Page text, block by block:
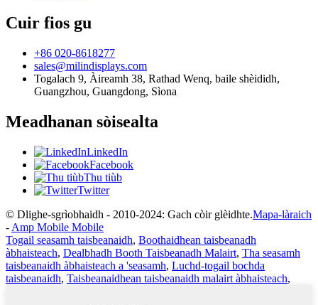
Cuir fios gu
+86 020-8618277
sales@milindisplays.com
Togalach 9, Àireamh 38, Rathad Wenq, baile shèididh,
Guangzhou, Guangdong, Sìona
Meadhanan sòisealta
LinkedIn
Facebook
Thu tiùb
Twitter
© Dlighe-sgrìobhaidh - 2010-2024: Gach còir glèidhte.Mapa-làraich
- Amp Mobile Mobile
Togail seasamh taisbeanaidh, Boothaidhean taisbeanadh
àbhaisteach, Dealbhadh Booth Taisbeanadh Malairt, Tha seasamh
taisbeanaidh àbhaisteach a 'seasamh, Luchd-togail bochda
taisbeanaidh, Taisbeanaidhean taisbeanaidh malairt àbhaisteach,